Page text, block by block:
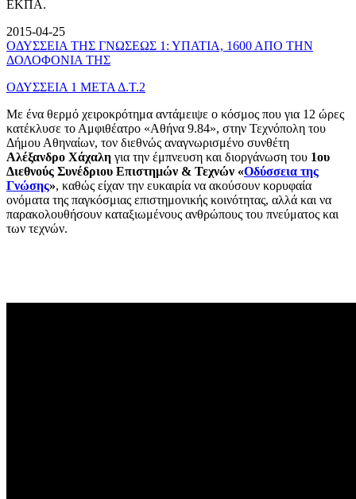
ΕΚΠΑ.
2015-04-25
ΟΔΥΣΣΕΙΑ ΤΗΣ ΓΝΩΣΕΩΣ 1: ΥΠΑΤΙΑ, 1600 ΑΠΟ ΤΗΝ
ΔΟΛΟΦΟΝΙΑ ΤΗΣ
ΟΔΥΣΣΕΙΑ 1 ΜΕΤΑ Δ.Τ.2
Με ένα θερμό χειροκρότημα αντάμειψε ο κόσμος που για 12 ώρες
κατέκλυσε το Αμφιθέατρο «Αθήνα 9.84», στην Τεχνόπολη του
Δήμου Αθηναίων, τον διεθνώς αναγνωρισμένο συνθέτη
Αλέξανδρο Χάχαλη για την έμπνευση και διοργάνωση του 1ου
Διεθνούς Συνέδριου Επιστημών & Τεχνών «Οδύσσεια της
Γνώσης», καθώς είχαν την ευκαιρία να ακούσουν κορυφαία
ονόματα της παγκόσμιας επιστημονικής κοινότητας, αλλά και να
παρακολουθήσουν καταξιωμένους ανθρώπους του πνεύματος και
των τεχνών.